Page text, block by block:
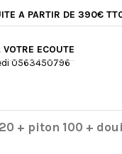
A PARTIR DE 390€
ECOUTE
0563450796
+ piton 100 +